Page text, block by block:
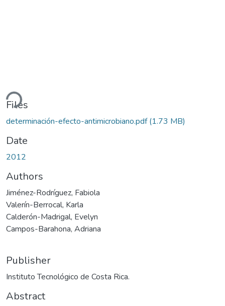
Files
determinación-efecto-antimicrobiano.pdf(1.73 MB)
Date
2012
Authors
Jiménez-Rodríguez, Fabiola
Valerín-Berrocal, Karla
Calderón-Madrigal, Evelyn
Campos-Barahona, Adriana
Publisher
Instituto Tecnológico de Costa Rica.
Abstract